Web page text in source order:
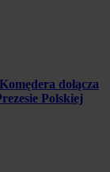
dołącza
Polskiej